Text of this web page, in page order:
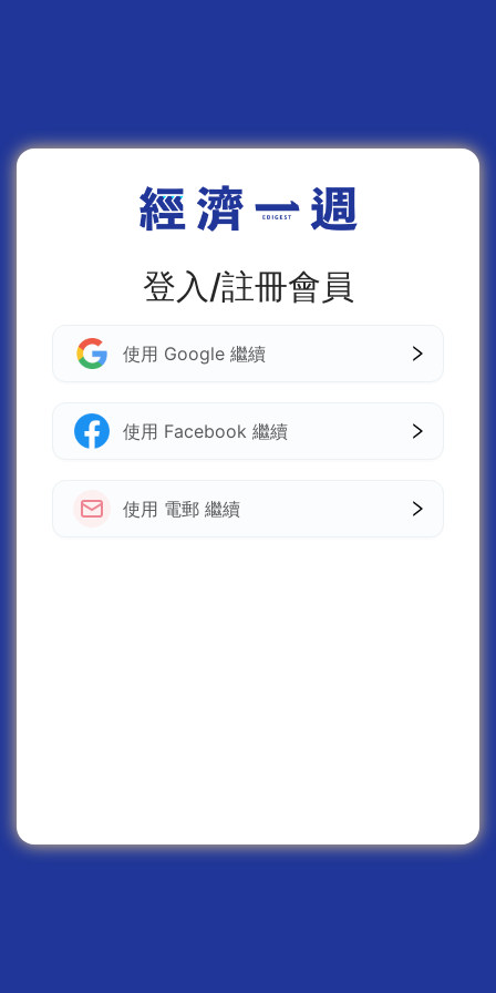
登入/註冊會員
使用 Google 繼續
使用 Facebook 繼續
使用 電郵 繼續